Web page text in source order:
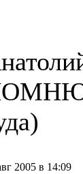
2005 в 14:09